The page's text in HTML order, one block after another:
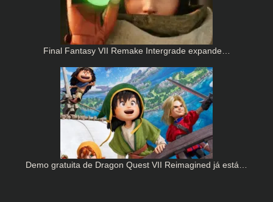
Final Fantasy VII Remake Intergrade expande…
Demo gratuita de Dragon Quest VII Reimagined já está…